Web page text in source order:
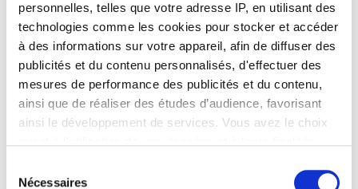
personnelles, telles que votre adresse IP, en utilisant des
technologies comme les cookies pour stocker et accéder
à des informations sur votre appareil, afin de diffuser des
publicités et du contenu personnalisés, d'effectuer des
mesures de performance des publicités et du contenu,
ainsi que de réaliser des études d’audience, favorisant
ainsi le développement de services. Vous avez le choix
tout moment en consultant la Déclaration relative aux
Nécessaires
L'odorat
Anonyme (Ecole des Pays-Bas méridionaux)